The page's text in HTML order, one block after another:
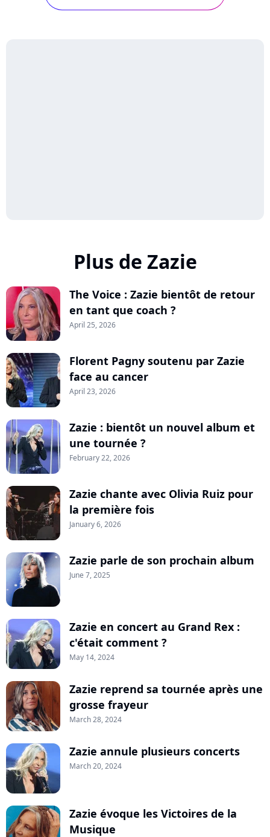
Plus de Zazie
The Voice : Zazie bientôt de retour
en tant que coach ?
April 25, 2026
Florent Pagny soutenu par Zazie
face au cancer
April 23, 2026
Zazie : bientôt un nouvel album et
une tournée ?
February 22, 2026
Zazie chante avec Olivia Ruiz pour
la première fois
January 6, 2026
Zazie parle de son prochain album
June 7, 2025
Zazie en concert au Grand Rex :
c'était comment ?
May 14, 2024
Zazie reprend sa tournée après une
grosse frayeur
March 28, 2024
Zazie annule plusieurs concerts
March 20, 2024
Zazie évoque les Victoires de la
Musique